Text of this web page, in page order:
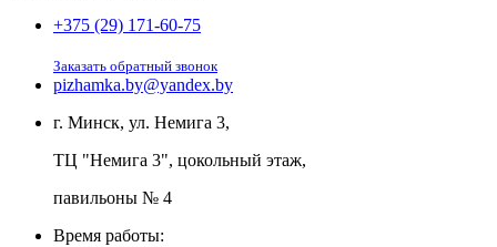
+375 (29) 171-60-75
Заказать обратный звонок
pizhamka.by@yandex.by
г. Минск, ул. Немига 3,
ТЦ "Немига 3", цокольный этаж,
павильоны № 4
Время работы: